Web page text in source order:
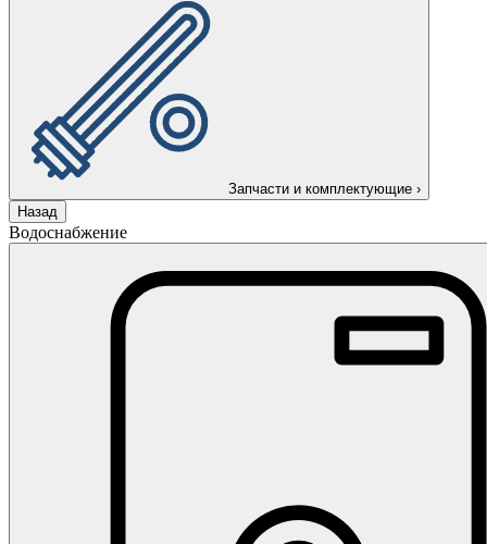
Запчасти и комплектующие ›
Назад
Водоснабжение